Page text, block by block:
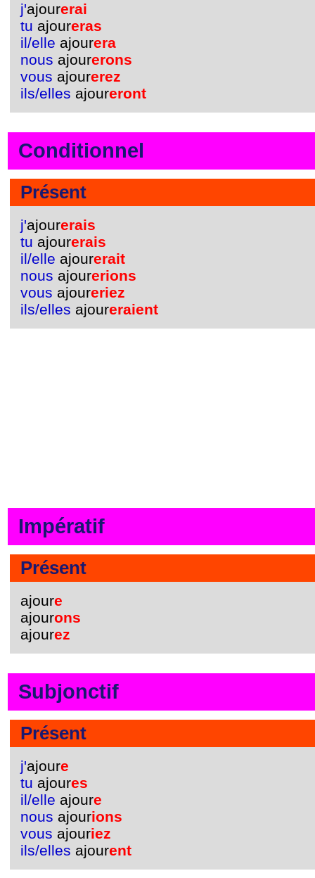
j'ajourerai
tu ajoureras
il/elle ajourera
nous ajourerons
vous ajourerez
ils/elles ajoureront
Conditionnel
Présent
j'ajourerais
tu ajourerais
il/elle ajourerait
nous ajourerions
vous ajoureriez
ils/elles ajoureraient
Impératif
Présent
ajoure
ajourons
ajourez
Subjonctif
Présent
j'ajoure
tu ajoures
il/elle ajoure
nous ajourions
vous ajouriez
ils/elles ajourent